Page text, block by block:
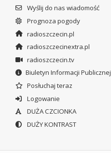
Wyślij do nas wiadomość
Prognoza pogody
radioszczecin.pl
radioszczecinextra.pl
radioszczecin.tv
Biuletyn Informacji Publicznej
Posłuchaj teraz
Logowanie
DUŻA CZCIONKA
DUŻY KONTRAST